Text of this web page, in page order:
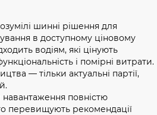
шинні рішення для
в доступному ціновому
водіям, які цінують
і помірні витрати.
— тільки актуальні партії,
навантаження повністю
перевищують рекомендації